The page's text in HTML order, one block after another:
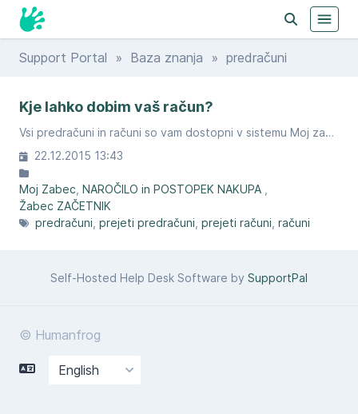
Support Portal » Baza znanja » predračuni
Kje lahko dobim vaš račun?
Vsi predračuni in računi so vam dostopni v sistemu Moj zabec.
22.12.2015 13:43
Moj Zabec NAROČILO in POSTOPEK NAKUPA
Žabec ZAČETNIK
predračuni prejeti predračuni prejeti računi računi
Self-Hosted Help Desk Software by SupportPal
© Humanfrog